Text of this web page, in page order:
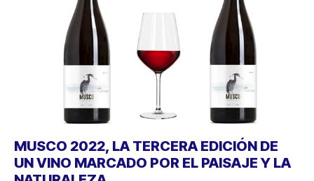
MUSCO 2022, LA TERCERA EDICIÓN DE
UN VINO MARCADO POR EL PAISAJE Y LA